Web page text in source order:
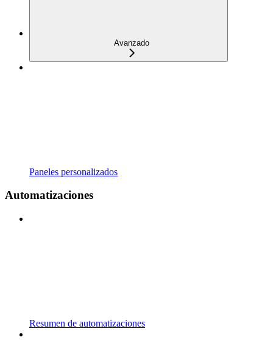
Avanzado
Paneles personalizados
Automatizaciones
Resumen de automatizaciones